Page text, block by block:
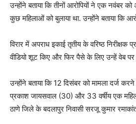
उन्होंने बताया कि तीनों आरोपियों ने एक नवंबर
कुछ महिलाओं को बुलाया था. उन्होंने बताया कि
विरार में अपराध इकाई तृतीय के वरिष्ठ
वीडियो शूट किए और फिर पैसे के लिए उन्हें वेब
उन्होंने बताया कि 12 दिसंबर को मामला दर्ज
प्रकाश जायसवाल (30) और 33 वर्षीय एक
ठाणे जिले के बदलापुर निवासी सरजू कुमार